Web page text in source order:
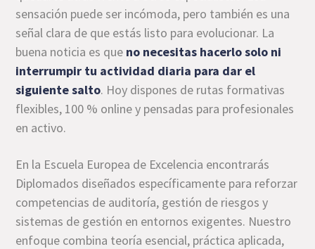
sensación puede ser incómoda, pero también es una
señal clara de que estás listo para evolucionar. La
buena noticia es que no necesitas hacerlo solo ni
interrumpir tu actividad diaria para dar el
siguiente salto. Hoy dispones de rutas formativas
flexibles, 100 % online y pensadas para profesionales
en activo.
En la Escuela Europea de Excelencia encontrarás
Diplomados diseñados específicamente para reforzar
competencias de auditoría, gestión de riesgos y
sistemas de gestión en entornos exigentes. Nuestro
enfoque combina teoría esencial, práctica aplicada,